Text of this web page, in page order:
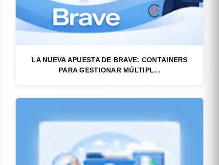
LA NUEVA APUESTA DE BRAVE: CONTAINERS
PARA GESTIONAR MÚLTIPL...